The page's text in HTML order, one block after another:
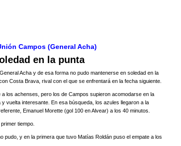
Campos (General Acha)
en la punta
Acha y de esa forma no pudo mantenerse en soledad en la
Costa Brava, rival con el que se enfrentará en la fecha siguiente.
los achenses, pero los de Campos supieron acomodarse en la
vuelta interesante. En esa búsqueda, los azules llegaron a la
Emanuel Morette (gol 100 en Alvear) a los 40 minutos.
tiempo.
pudo, y en la primera que tuvo Matías Roldán puso el empate a los